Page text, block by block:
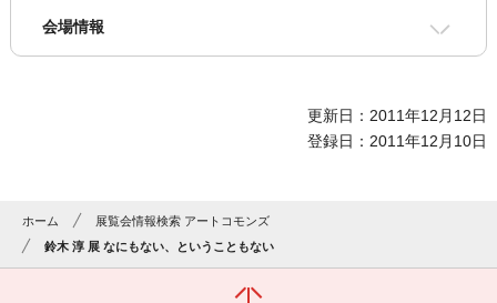
会場情報
更新日：2011年12月12日
登録日：2011年12月10日
ホーム
展覧会情報検索 アートコモンズ
鈴木 淳 展 なにもない、ということもない